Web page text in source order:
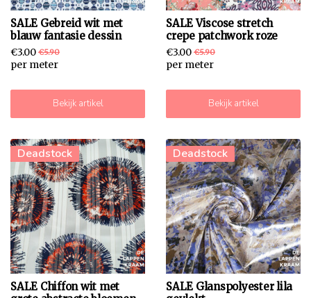
SALE Gebreid wit met
blauw fantasie dessin
€3.00 €5.90
per meter
Bekijk artikel
SALE Viscose stretch
crepe patchwork roze
€3.00 €5.90
per meter
Bekijk artikel
-49% Sale
Deadstock
SALE Chiffon wit met
-49% Sale
Deadstock
SALE Glanspolyester lila